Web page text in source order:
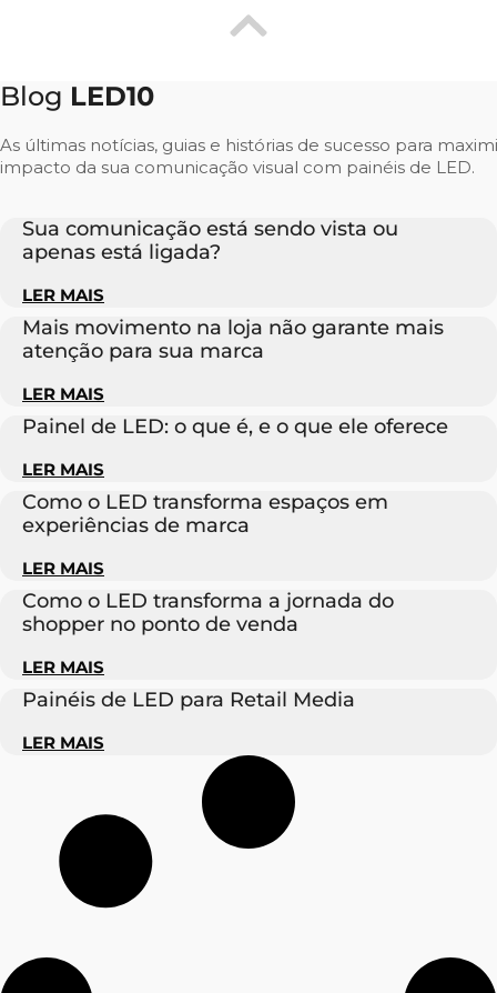
Blog LED10
As últimas notícias, guias e histórias de sucesso para
impacto da sua comunicação visual com painéis de LED.
Sua comunicação está sendo vista ou
apenas está ligada?
LER MAIS
Mais movimento na loja não garante mais
atenção para sua marca
LER MAIS
Painel de LED: o que é, e o que ele oferece
LER MAIS
Como o LED transforma espaços em
experiências de marca
LER MAIS
Como o LED transforma a jornada do
shopper no ponto de venda
LER MAIS
Painéis de LED para Retail Media
LER MAIS